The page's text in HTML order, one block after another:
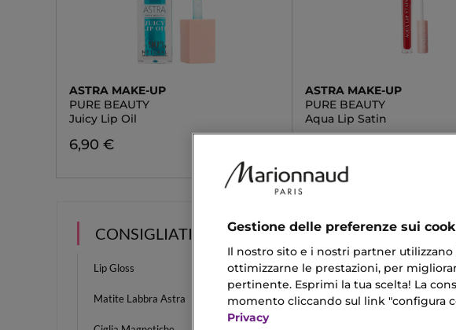
ASTRA MAKE-UP
PURE BEAUTY
Juicy Lip Oil
6,90 €
ASTRA MAKE-UP
PURE BEAUTY
Aqua Lip Satin
CONSIGLIATI PER TE
Lip Gloss Gloss Capelli
Matite Labbra Astra Acqua Profumata Corpo
Gestione delle preferenze sui
Il nostro sito e i nostri partner
ottimizzarne le prestazioni, per
pertinente. Esprimi la tua scelta! La
momento cliccando sul link "configura
Privacy